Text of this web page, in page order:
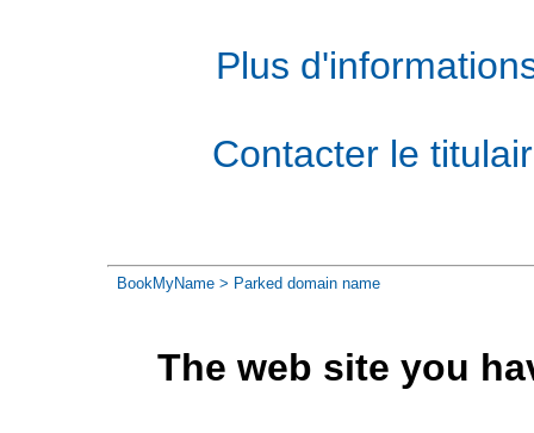
Plus
Contacter le
BookMyName > Parked domain name
The web site you